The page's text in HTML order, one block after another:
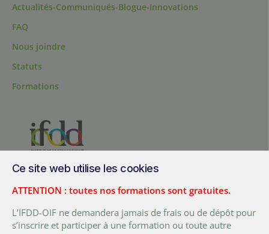
Actualités-Communiqués-Blogue-Innovations
FAQ
Nous joindre
Statuts
Formations
Canada
Tél. :+ (1) 418 692 5727
Fax :+ (1) 418 692 5644
Ce site web utilise les cookies
ATTENTION : toutes nos formations sont gratuites.
L’IFDD-OIF ne demandera jamais de frais ou de dépôt pour
s’inscrire et participer à une formation ou toute autre